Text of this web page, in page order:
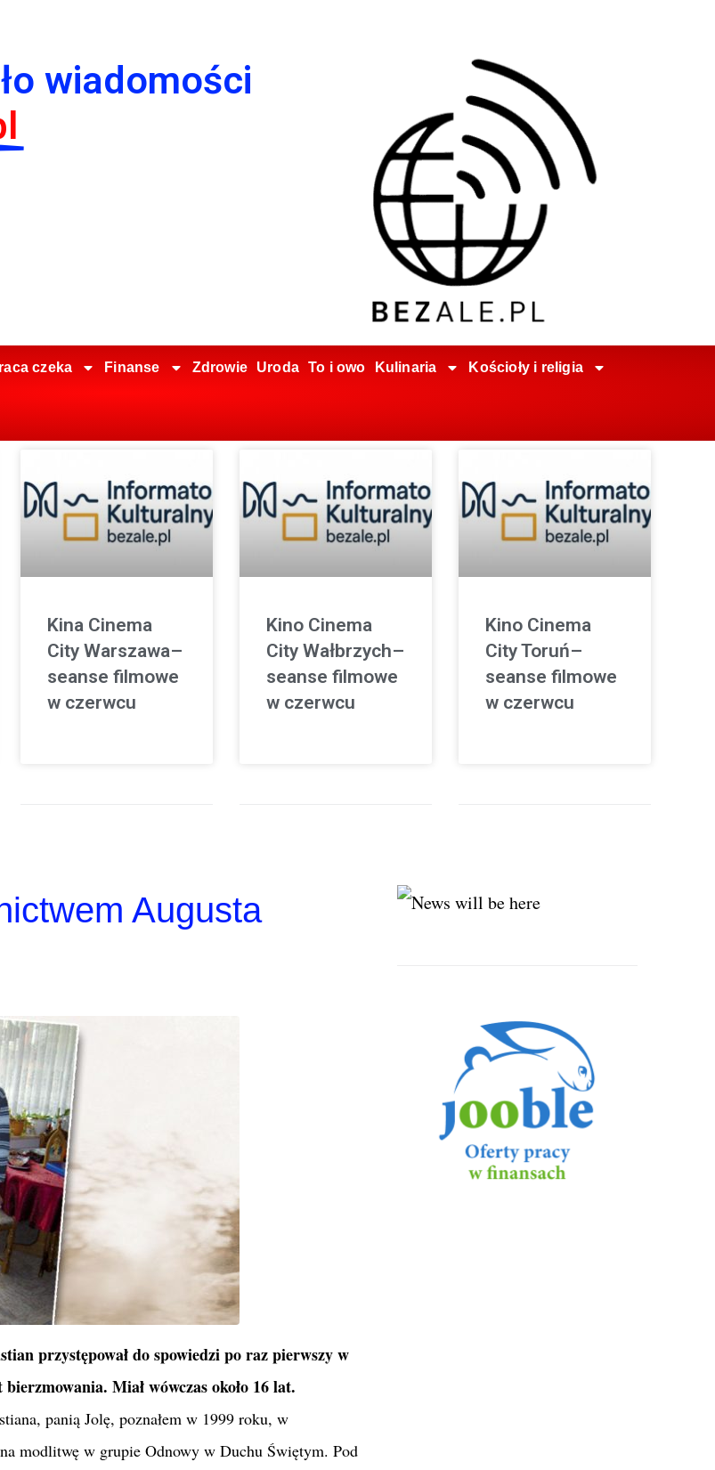
wiadomości
czeka Finanse Zdrowie Uroda To i owo Kulinaria Kościoły i religia
Kina Cinema
City Warszawa–
seanse filmowe
w czerwcu
Kino Cinema
City Wałbrzych–
seanse filmowe
w czerwcu
Kino Cinema
City Toruń–
seanse filmowe
w czerwcu
Augusta
przystępował do spowiedzi po raz pierwszy w
Miał wówczas około 16 lat.
panią Jolę, poznałem w 1999 roku, w
modlitwę w grupie Odnowy w Duchu Świętym. Pod